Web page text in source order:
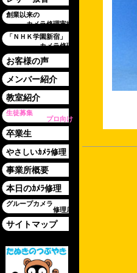
創業以来の
カメラ修理実績
「ＮＨＫ学園新宿」
カメラ修理
お客様の声
メンバー紹介
教室紹介
生徒募集
プロ向け
卒業生
やさしいｶﾒﾗ修理
事業所概要
本日のｶﾒﾗ修理
グループカメラ
修理店
サイトマップ